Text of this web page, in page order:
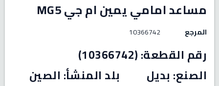
مساعد امامي يمين ام جي MG5
المرجع 10366742
رقم القطعة: (10366742)
الصنع: بديل بلد المنشأ: الصين